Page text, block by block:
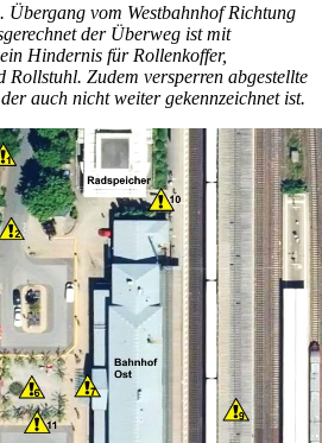
Übergang vom Westbahnhof Richtung
der Überweg ist mit
Hindernis für Rollenkoffer,
Zudem versperren abgestellte
auch nicht weiter gekennzeichnet ist.